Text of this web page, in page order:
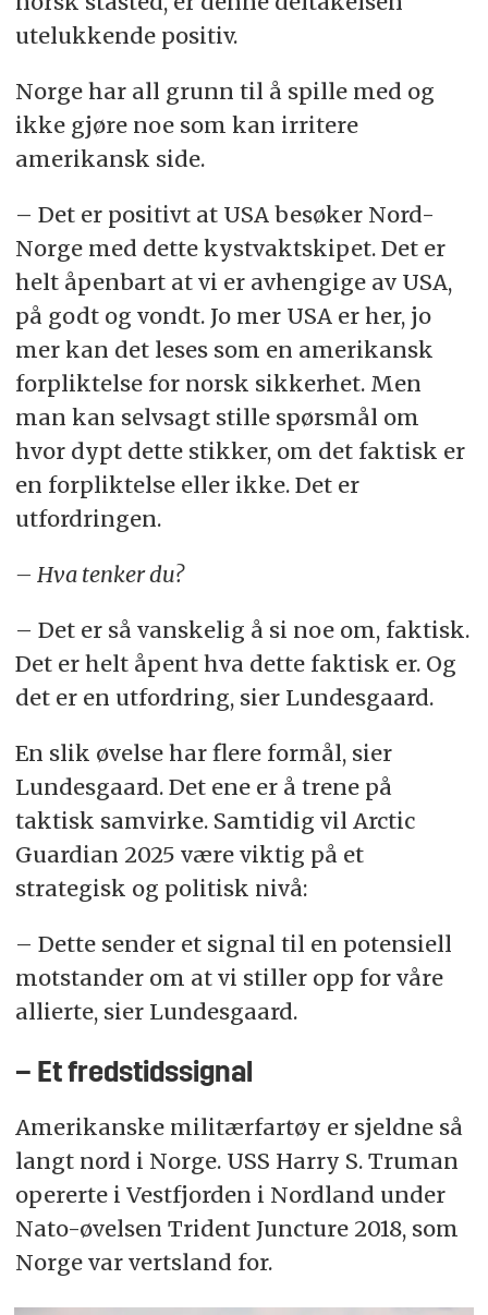
utelukkende positiv.
Norge har all grunn til å spille med og
ikke gjøre noe som kan irritere
amerikansk side.
– Det er positivt at USA besøker Nord-
Norge med dette kystvaktskipet. Det er
helt åpenbart at vi er avhengige av USA,
på godt og vondt. Jo mer USA er her, jo
mer kan det leses som en amerikansk
forpliktelse for norsk sikkerhet. Men
man kan selvsagt stille spørsmål om
hvor dypt dette stikker, om det faktisk er
en forpliktelse eller ikke. Det er
utfordringen.
– Hva tenker du?
– Det er så vanskelig å si noe om, faktisk.
Det er helt åpent hva dette faktisk er. Og
det er en utfordring, sier Lundesgaard.
En slik øvelse har flere formål, sier
Lundesgaard. Det ene er å trene på
taktisk samvirke. Samtidig vil Arctic
Guardian 2025 være viktig på et
strategisk og politisk nivå:
– Dette sender et signal til en potensiell
motstander om at vi stiller opp for våre
allierte, sier Lundesgaard.
– Et fredstidssignal
Amerikanske militærfartøy er sjeldne så
langt nord i Norge. USS Harry S. Truman
opererte i Vestfjorden i Nordland under
Nato-øvelsen Trident Juncture 2018, som
Norge var vertsland for.